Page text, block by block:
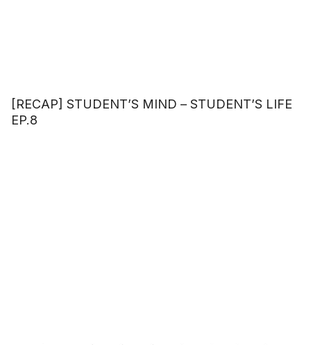
[RECAP] STUDENT’S MIND – STUDENT’S LIFE
EP.8